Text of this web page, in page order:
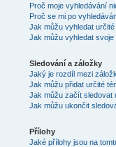
Proč moje vyhledávání
Proč se mi po
Jak můžu vyhledat
Jak můžu vyhledat
Sledování a záložky
Jaký je rozdíl mezi
Jak můžu přidat určité
Jak můžu začít sledovat
Jak můžu ukončit
Přílohy
Jaké přílohy jsou na